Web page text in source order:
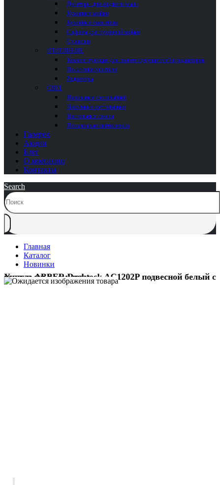
Дозаторы для жидкого мыла
Кухонные мойки
Кухонные смесители
Сифоны для кухонной мойки
Сушилки
ОТОПЛЕНИЕ
Комплектующие для полотенцесушителей и радиаторов
Полотенцесушители
Радиаторы
СВЕТ
Напольные светильники
Настенные светильники
Настольные лампы
Потолочные светильники
Галерея
Акции
Блог
О компании
Контакты
Search
Главная
Каталог
Новинки
Унитаз ABBER Rechteck AC1202P подвесной белый с импульсным смывом